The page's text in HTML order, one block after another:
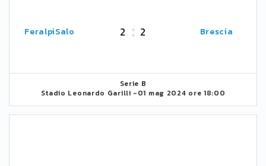
FeralpiSalo 2 2 Brescia
Serie B
Stadio Leonardo Garilli -01 mag 2024 ore 18:00